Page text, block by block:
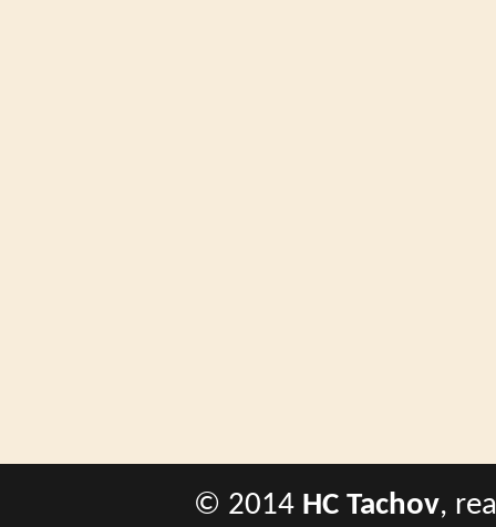
© 2014 HC Tachov,